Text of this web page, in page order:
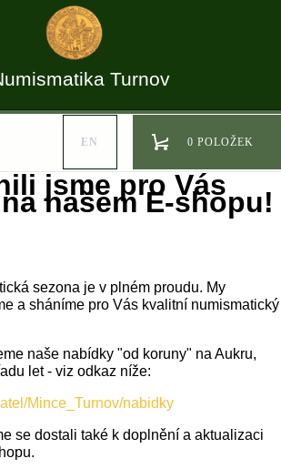
Turnov
EN 0 POLOŽEK
jsme pro Vás
našem E-shopu!
sezona je v plném proudu. My
a sháníme pro Vás kvalitní numismatický
naše nabídky "od koruny" na Aukru,
let - viz odkaz níže:
Mince_Turnov/nabidky
se dostali také k doplnění a aktualizaci